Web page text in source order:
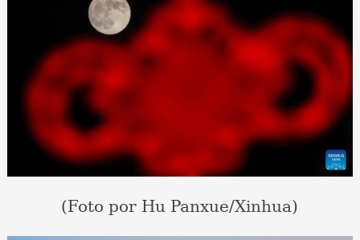
(Foto por Hu Panxue/Xinhua)